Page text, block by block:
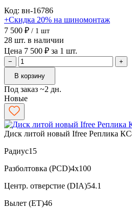
Код: вн-16786
+Скидка 20% на шиномонтаж
7 500 ₽ / 1 шт
28 шт. в наличии
Цена 7 500 ₽ за 1 шт.
−
+
В корзину
Под заказ ~2 дн.
Новые
Диск литой новый Ifree Реплика
Радиус15
Разболтовка (PCD)4x100
Центр. отверстие (DIA)54.1
Вылет (ET)46